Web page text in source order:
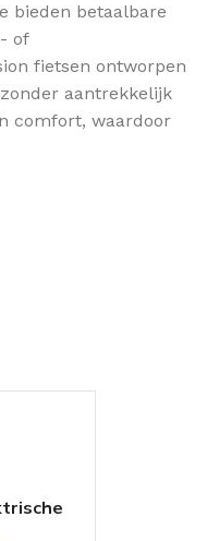
bieden betaalbare
of
fietsen ontworpen
aantrekkelijk
comfort, waardoor